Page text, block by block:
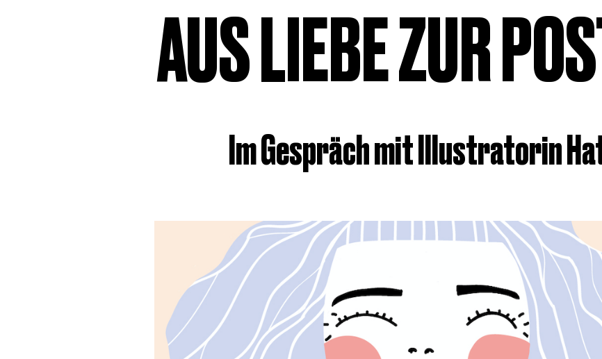
AUS LIEBE ZUR
Im Gespräch mit Illustratorin